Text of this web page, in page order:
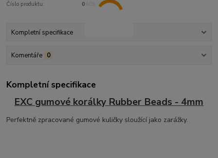
Číslo produktu: 0605
Kompletní specifikace
Komentáře 0
Kompletní specifikace
EXC gumové korálky Rubber Beads - 4mm
Perfektně zpracované gumové kuličky sloužící jako zarážky.